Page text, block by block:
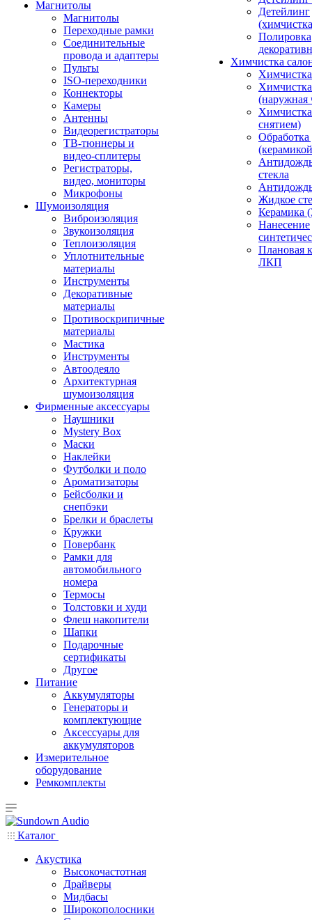
Магнитолы
Магнитолы
Переходные рамки
Соединительные
провода и адаптеры
Пульты
ISO-переходники
Коннекторы
Камеры
Антенны
Видеорегистраторы
ТВ-тюннеры и
видео-сплитеры
Регистраторы,
видео, мониторы
Микрофоны
Шумоизоляция
Виброизоляция
Звукоизоляция
Теплоизоляция
Уплотнительные
материалы
Инструменты
Декоративные
материалы
Противоскрипичные
материалы
Мастика
Инструменты
Автоодеяло
Архитектурная
шумоизоляция
Фирменные аксессуары
Наушники
Mystery Box
Маски
Наклейки
Футболки и поло
Ароматизаторы
Бейсболки и
снепбэки
Брелки и браслеты
Кружки
Повербанк
Рамки для
автомобильного
номера
Термосы
Толстовки и худи
Флеш накопители
Шапки
Подарочные
сертификаты
Другое
Питание
Аккумуляторы
Генераторы и
комплектующие
Аксессуары для
аккумуляторов
Измерительное
оборудование
Ремкомплекты
Детейлинг
Полировка
Химчистка
(наружная
снятием)
Обработка
стекла
Жидкое
Керамика
Нанесение
Плановая
ЛКП
Каталог
Акустика
Высокочастотная
Драйверы
Мидбасы
Широкополосники